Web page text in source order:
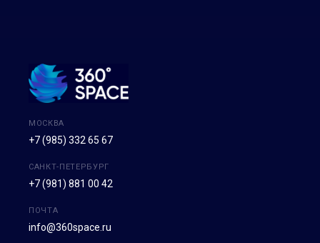
МОСКВА
+7 (985) 332 65 67
САНКТ-ПЕТЕРБУРГ
+7 (981) 881 00 42
ПОЧТА
info@360space.ru